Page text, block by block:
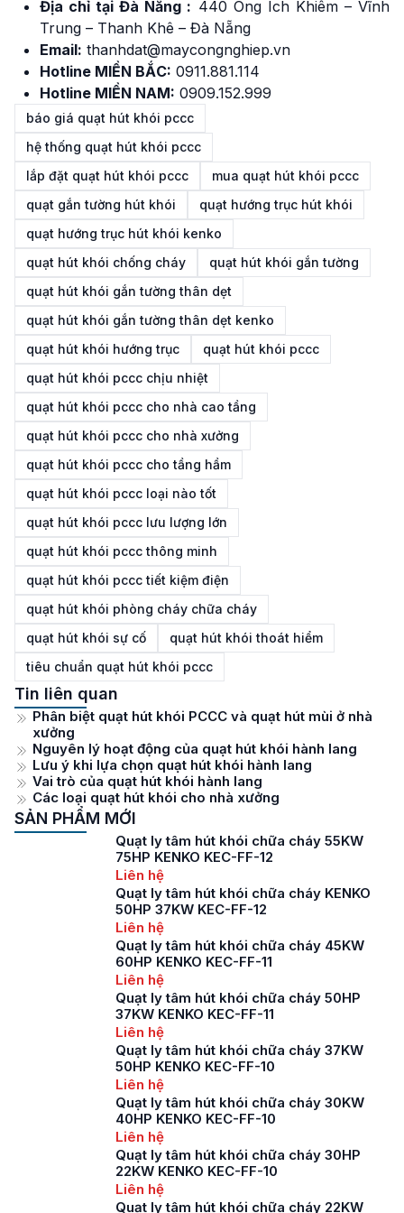
Địa chỉ tại Đà Nẵng : 440 Ông Ích Khiêm – Vĩnh
Trung – Thanh Khê – Đà Nẵng
Email: thanhdat@maycongnghiep.vn
Hotline MIỀN BẮC: 0911.881.114
Hotline MIỀN NAM: 0909.152.999
báo giá quạt hút khói pccc
hệ thống quạt hút khói pccc
lắp đặt quạt hút khói pccc
mua quạt hút khói pccc
quạt gắn tường hút khói
quạt hướng trục hút khói
quạt hướng trục hút khói kenko
quạt hút khói chống cháy
quạt hút khói gắn tường
quạt hút khói gắn tường thân dẹt
quạt hút khói gắn tường thân dẹt kenko
quạt hút khói hướng trục
quạt hút khói pccc
quạt hút khói pccc chịu nhiệt
quạt hút khói pccc cho nhà cao tầng
quạt hút khói pccc cho nhà xưởng
quạt hút khói pccc cho tầng hầm
quạt hút khói pccc loại nào tốt
quạt hút khói pccc lưu lượng lớn
quạt hút khói pccc thông minh
quạt hút khói pccc tiết kiệm điện
quạt hút khói phòng cháy chữa cháy
quạt hút khói sự cố
quạt hút khói thoát hiểm
tiêu chuẩn quạt hút khói pccc
Tin liên quan
Phân biệt quạt hút khói PCCC và quạt hút mùi ở nhà
xưởng
Nguyên lý hoạt động của quạt hút khói hành lang
Lưu ý khi lựa chọn quạt hút khói hành lang
Vai trò của quạt hút khói hành lang
Các loại quạt hút khói cho nhà xưởng
SẢN PHẨM MỚI
Quạt ly tâm hút khói chữa cháy 55KW
75HP KENKO KEC-FF-12
Liên hệ
Quạt ly tâm hút khói chữa cháy KENKO
50HP 37KW KEC-FF-12
Liên hệ
Quạt ly tâm hút khói chữa cháy 45KW
60HP KENKO KEC-FF-11
Liên hệ
Quạt ly tâm hút khói chữa cháy 50HP
37KW KENKO KEC-FF-11
Liên hệ
Quạt ly tâm hút khói chữa cháy 37KW
50HP KENKO KEC-FF-10
Liên hệ
Quạt ly tâm hút khói chữa cháy 30KW
40HP KENKO KEC-FF-10
Liên hệ
Quạt ly tâm hút khói chữa cháy 30HP
22KW KENKO KEC-FF-10
Liên hệ
Quạt ly tâm hút khói chữa cháy 22KW